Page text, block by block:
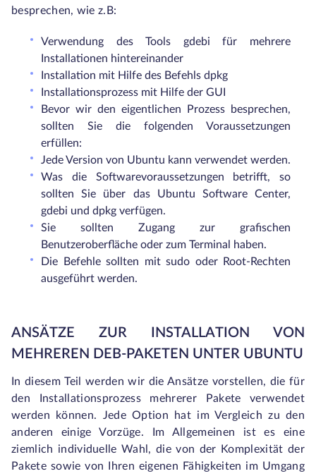
besprechen, wie z.B:
Verwendung des Tools gdebi für mehrere
Installationen hintereinander
Installation mit Hilfe des Befehls dpkg
Installationsprozess mit Hilfe der GUI
Bevor wir den eigentlichen Prozess besprechen,
sollten Sie die folgenden Voraussetzungen
erfüllen:
Jede Version von Ubuntu kann verwendet werden.
Was die Softwarevoraussetzungen betrifft, so
sollten Sie über das Ubuntu Software Center,
gdebi und dpkg verfügen.
Sie sollten Zugang zur grafischen
Benutzeroberfläche oder zum Terminal haben.
Die Befehle sollten mit sudo oder Root-Rechten
ausgeführt werden.
ANSÄTZE ZUR INSTALLATION VON
MEHREREN DEB-PAKETEN UNTER UBUNTU
In diesem Teil werden wir die Ansätze vorstellen, die für
den Installationsprozess mehrerer Pakete verwendet
werden können. Jede Option hat im Vergleich zu den
anderen einige Vorzüge. Im Allgemeinen ist es eine
ziemlich individuelle Wahl, die von der Komplexität der
Pakete sowie von Ihren eigenen Fähigkeiten im Umgang